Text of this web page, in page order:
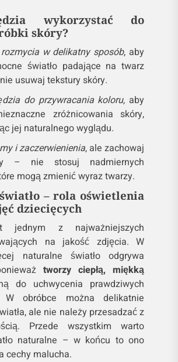
wykorzystać do
skóry?
w delikatny sposób, aby
światło padające na twarz
usuwaj tekstury skóry.
do przywracania koloru, aby
zróżnicowania skóry,
jej naturalnego wyglądu.
i zaczerwienienia, ale zachowaj
– nie stosuj nadmiernych
mogą zmienić wyraz twarzy.
– rola oświetlenia
dziecięcych
jednym z najważniejszych
na jakość zdjęcia. W
naturalne światło odgrywa
tworzy ciepłą, miękką
do uchwycenia prawdziwych
obróbce można delikatnie
ale nie należy przesadzać z
Przede wszystkim warto
naturalne – w końcu to ono
cechy malucha.